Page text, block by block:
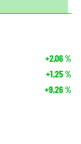
+2,06%
+1,25%
+9,26%